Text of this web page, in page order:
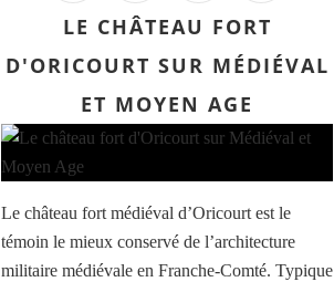
LE CHÂTEAU FORT
D'ORICOURT SUR MÉDIÉVAL
ET MOYEN AGE
Le château fort médiéval d’Oricourt est le
témoin le mieux conservé de l’architecture
militaire médiévale en Franche-Comté. Typique